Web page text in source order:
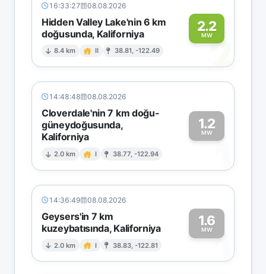
16:33:27 08.08.2026
Hidden Valley Lake'nin 6 km
doğusunda, Kaliforniya
8.4 km II 38.81, -122.49
2.2
MW2
14:48:48 08.08.2026
Cloverdale'nin 7 km doğu-
güneydoğusunda,
Kaliforniya
2.0 km I 38.77, -122.94
1.2
MW
1
14:36:49 08.08.2026
Geysers'in 7 km
kuzeybatısında, Kaliforniya
2.0 km I 38.83, -122.81
1.6
MW1